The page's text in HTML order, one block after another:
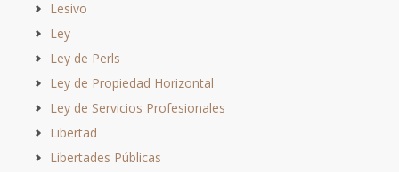
Lesivo
Ley
Ley de Perls
Ley de Propiedad Horizontal
Ley de Servicios Profesionales
Libertad
Libertades Públicas